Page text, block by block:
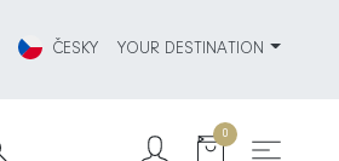
ČESKY YOUR DESTINATION
0